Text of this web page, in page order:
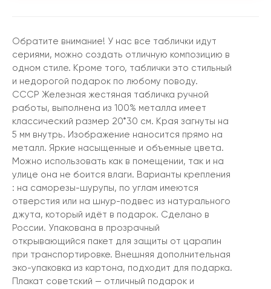
Обратите внимание! У нас все таблички идут
сериями, можно создать отличную композицию в
одном стиле. Кроме того, таблички это стильный
и недорогой подарок по любому поводу.
СССР Железная жестяная табличка ручной
работы, выполнена из 100% металла имеет
классический размер 20*30 см. Края загнуты на
5 мм внутрь. Изображение наносится прямо на
металл. Яркие насыщенные и объемные цвета.
Можно использовать как в помещении, так и на
улице она не боится влаги. Варианты крепления
: на саморезы-шурупы, по углам имеются
отверстия или на шнур-подвес из натурального
джута, который идёт в подарок. Сделано в
России. Упакована в прозрачный
открывающийся пакет для защиты от царапин
при транспортировке. Внешняя дополнительная
эко-упаковка из картона, подходит для подарка.
Плакат советский — отличный подарок и